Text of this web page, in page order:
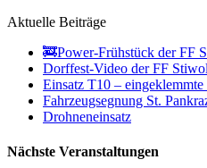
Aktuelle Beiträge
🚒Power-Frühstück der FF
Dorffest-Video der FF
Einsatz T10 – eingeklemmte
Fahrzeugsegnung St.
Drohneneinsatz
Nächste Veranstaltungen